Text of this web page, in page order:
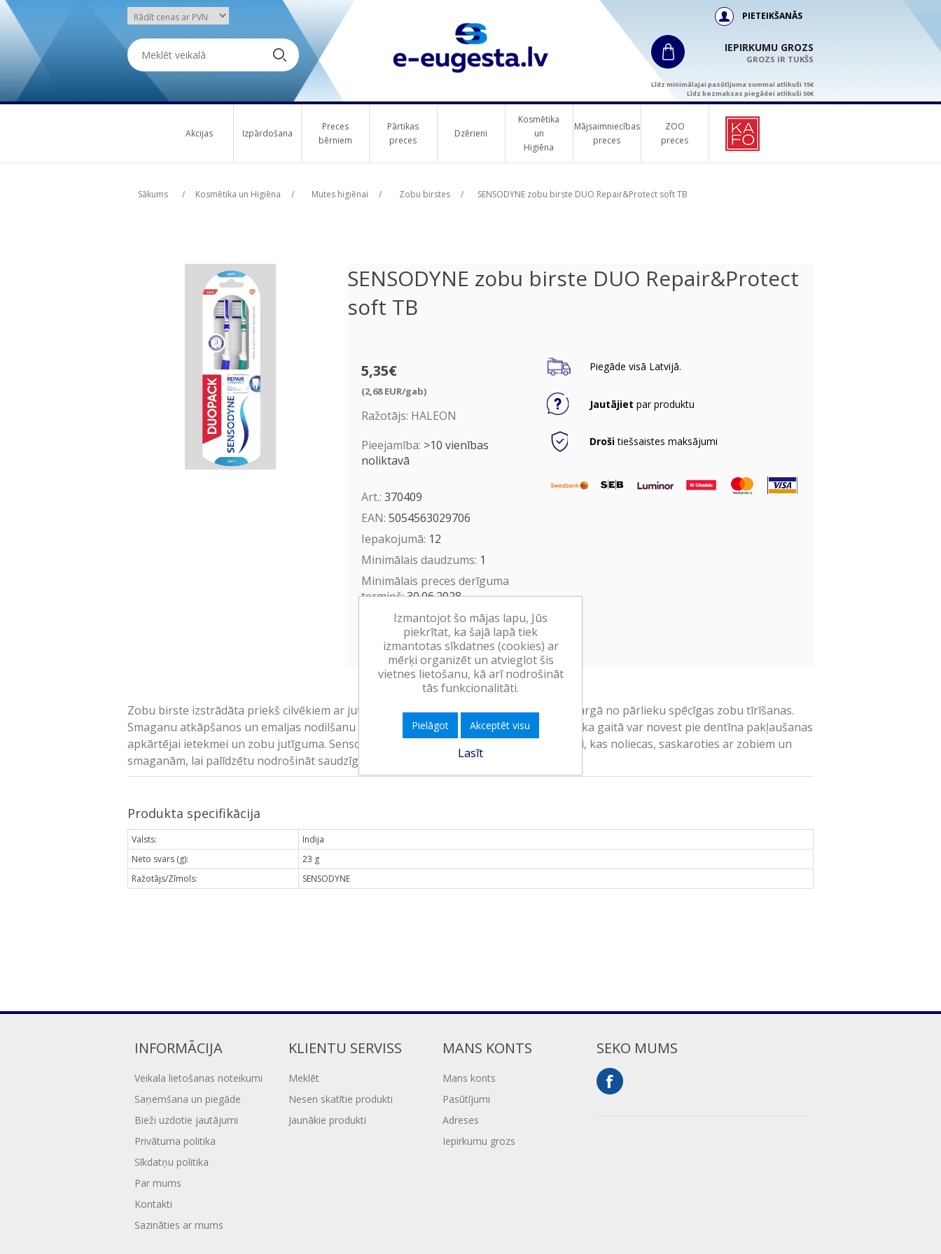
PIETEIKŠANĀS
IEPIRKUMU GROZS
GROZS IR TUKŠS
Līdz minimālajai pasūtījuma summai atlikuši 15€
Līdz bezmaksas piegādei atlikuši 50€
Akcijas Izpārdošana
Preces
bērniem
Pārtikas
preces
Dzērieni
Kosmētika
un
Higiēna
Mājsaimniecības
preces
ZOO
preces
Sākums / Kosmētika un Higiēna / Mutes higiēnai / Zobu birstes / SENSODYNE zobu birste DUO Repair&Protect soft TB
SENSODYNE zobu birste DUO Repair&Protect
soft TB
5,35€
(2,68 EUR/gab)
Ražotājs: HALEON
Pieejamība: >10 vienības
noliktavā
Art.: 370409
EAN: 5054563029706
Iepakojumā: 12
Minimālais daudzums: 1
Minimālais preces derīguma
termiņš:30.06.2028
Ielikt grozā
Piegāde visā Latvijā.
Jautājiet par produktu
Drošitiešsaistes maksājumi
Zobu birste izstrādāta priekš cilvēkiem ar jutīgiem zobiem. Palīdz notīrīt aplikumu. Pasargā no pārlieku spēcīgas zobu tīrīšanas.
Smaganu atkāpšanos un emaljas nodilšanu var izraisīt pārmērīga zobu tīrīšana, kas laika gaitā var novest pie dentīna pakļaušanas
apkārtējai ietekmei un zobu jutīguma. Sensodyne Repair & Protect zobu birstei ir sariņi, kas noliecas, saskaroties ar zobiem un
smaganām, lai palīdzētu nodrošināt saudzīgu tīrīšanu.
Produkta specifikācija
Valsts:
Indija
Neto svars (g):
23 g
Ražotājs/Zīmols:
SENSODYNE
INFORMĀCIJA
Veikala lietošanas noteikumi
Saņemšana un piegāde
Bieži uzdotie jautājumi
Privātuma politika
Sīkdatņu politika
Par mums
Kontakti
Sazināties ar mums
KLIENTU SERVISS
Meklēt
Nesen skatītie produkti
Jaunākie produkti
MANS KONTS
Mans konts
Pasūtījumi
Adreses
Iepirkumu grozs
SEKO MUMS
Izmantojot šo mājas lapu, Jūs
piekrītat, ka šajā lapā tiek
izmantotas sīkdatnes (cookies) ar
mērķi organizēt un atvieglot šis
vietnes lietošanu, kā arī nodrošināt
tās funkcionalitāti.
Pielāgot Akceptēt visu
Lasīt